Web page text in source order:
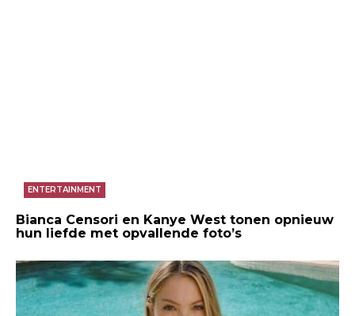
ENTERTAINMENT
Bianca Censori en Kanye West tonen opnieuw
hun liefde met opvallende foto’s